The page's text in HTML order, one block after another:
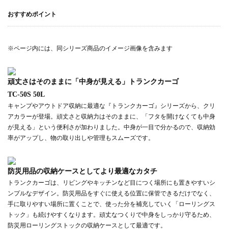
おすすめポイント
※ページ内には、同シリーズ商品のイメージ画像を含みます
頑丈さはそのままに「中身が見える」トランクカーゴ
TC-50S 50L
キャンプやアウトドア収納に最適な『トランクカーゴ』シリーズから、クリ
アカラーが登場。頑丈さと収納力はそのままに、「フタを開けなくても中身
が見える」という便利さが加わりました。中身が一目で分かるので、収納効
率がアップし、物の取り出しや管理もスムーズです。
防災用品の収納ケースとしてより最適なカタチ
トランクカーゴは、リビングやキッチンなど目につく場所にも置きやすいシ
ンプルなデザイン。防災用品をすぐに使える位置に保管できるだけでなく、
手に取りやすい場所に置くことで、使った分を補充していく「ローリングス
トック」も続けやすくなります。頑丈なつくりで中身をしっかり守るため、
防災用ローリングストックの収納ケースとして最適です。